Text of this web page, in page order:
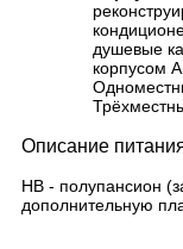
душевые
корпусом
Описание
HB - полупансион
дополнительную